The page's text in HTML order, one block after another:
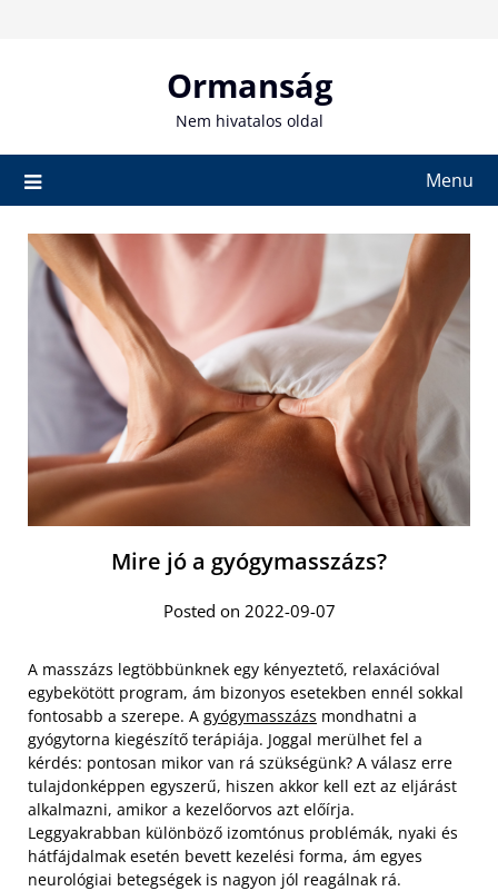
Ormanság
Nem hivatalos oldal
Menu
Mire jó a gyógymasszázs?
Posted on 2022-09-07
A masszázs legtöbbünknek egy kényeztető, relaxációval
egybekötött program, ám bizonyos esetekben ennél sokkal
fontosabb a szerepe. A gyógymasszázs mondhatni a
gyógytorna kiegészítő terápiája. Joggal merülhet fel a
kérdés: pontosan mikor van rá szükségünk? A válasz erre
tulajdonképpen egyszerű, hiszen akkor kell ezt az eljárást
alkalmazni, amikor a kezelőorvos azt előírja.
Leggyakrabban különböző izomtónus problémák, nyaki és
hátfájdalmak esetén bevett kezelési forma, ám egyes
neurológiai betegségek is nagyon jól reagálnak rá.